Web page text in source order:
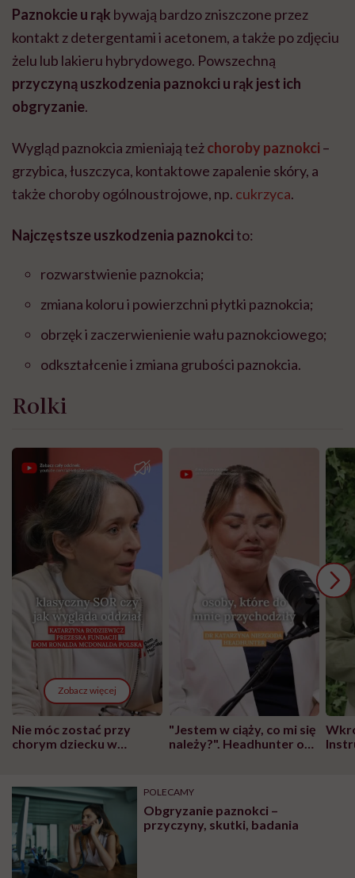
Paznokcie u rąk bywają bardzo zniszczone przez
kontakt z detergentami i acetonem, a także po zdjęciu
żelu lub lakieru hybrydowego. Powszechną
przyczyną uszkodzenia paznokci u rąk jest ich
obgryzanie.
Wygląd paznokcia zmieniają teżchoroby paznokci –
grzybica, łuszczyca, kontaktowe zapalenie skóry, a
także choroby ogólnoustrojowe, np. cukrzyca.
Najczęstsze uszkodzenia paznokcito:
rozwarstwienie paznokcia;
zmiana koloru i powierzchni płytki paznokcia;
obrzęk i zaczerwienienie wału paznokciowego;
odkształcenie i zmiana grubości paznokcia.
Rolki
Zobacz więcej
Nie móc zostać przy
chorym dziecku w
może chyba tylko
głupota i brak
wyobraźni"
"Jestem w ciąży, co mi się
należy?". Headhunter o
pracy
POLECAMY
Obgryzanie paznokci –
przyczyny, skutki, badania